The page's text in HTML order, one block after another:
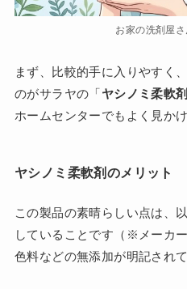
お家の洗剤屋
まず、比較的手に入りやすく
のがサラヤの「ヤシノミ柔軟剤
ホームセンターでもよく見かけ
ヤシノミ柔軟剤のメリット
この製品の素晴らしい点は、
していることです（※メーカ
色料などの無添加が明記されて